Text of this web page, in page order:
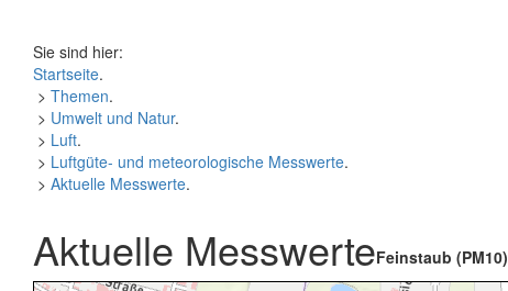
Sie sind hier:
Startseite.
> Themen.
> Umwelt und Natur.
> Luft.
> Luftgüte- und meteorologische Messwerte.
> Aktuelle Messwerte.
Aktuelle MesswerteFeinstaub (PM10)